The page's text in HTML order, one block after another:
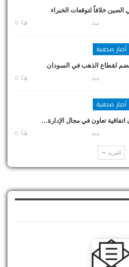
خلافاً لتوقعات الخبراء
منذ
أخبار صحفية
منذ
أخبار صحفية
اتفاقية تعاون في مجال الإدارة…
منذ
المزيد